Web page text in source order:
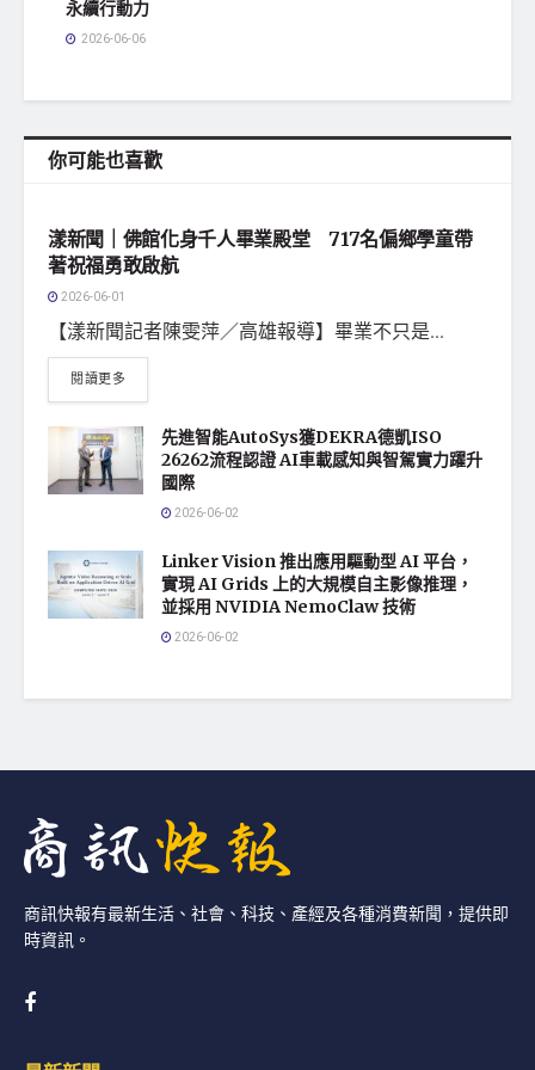
永續行動力
2026-06-06
你可能也喜歡
漾新聞｜佛館化身千人畢業殿堂 717名偏鄉學童帶
著祝福勇敢啟航
2026-06-01
【漾新聞記者陳雯萍／高雄報導】畢業不只是...
閱讀更多
先進智能AutoSys獲DEKRA德凱ISO
26262流程認證 AI車載感知與智駕實力躍升
國際
2026-06-02
Linker Vision 推出應用驅動型 AI 平台，
實現 AI Grids 上的大規模自主影像推理，
並採用 NVIDIA NemoClaw 技術
2026-06-02
商訊快報有最新生活、社會、科技、產經及各種消費新聞，提供即
時資訊。